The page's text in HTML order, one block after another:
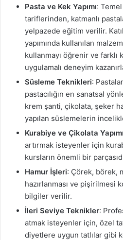
Pasta ve Kek Yapımı:
tariflerinden, katmanlı
yelpazede eğitim verilir.
yapımında kullanılan
kullanmayı öğrenir ve
uygulamalı deneyim
Süsleme Teknikleri:
pastacılığın en sanatsal
krem şanti, çikolata, şeker
yapılan süslemelerin
Kurabiye ve Çikolata Yapımı
artırmak isteyenler için
kursların önemli bir
Hamur İşleri: Çörek, börek,
hazırlanması ve pişirilmesi
bilgiler verilir.
İleri Seviye Teknikler:
atmak isteyenler için, özel
diyetlere uygun tatlılar gibi